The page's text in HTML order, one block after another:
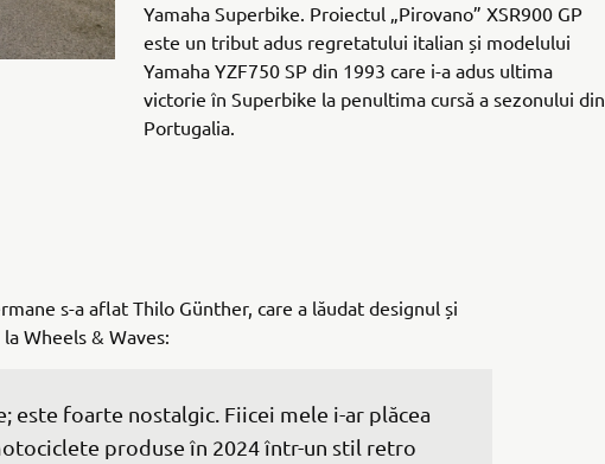
Yamaha Superbike. Proiectul „Pirovano” XSR900 GP
este un tribut adus regretatului italian și modelului
Yamaha YZF750 SP din 1993 care i-a adus ultima
victorie în Superbike la penultima cursă a sezonului din
Portugalia.
s-a aflat Thilo Günther, care a lăudat designul și
Wheels & Waves:
este foarte nostalgic. Fiicei mele i-ar plăcea
produse în 2024 într-un stil retro